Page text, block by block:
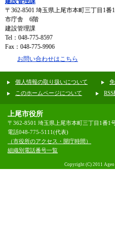
〒362-8501 埼玉県上尾市本町三丁目1番
市庁舎 6階
建設管理課
Tel：048-775-8597
Fax：048-775-9906
お問い合わせはこちら
個人情報の取り扱いについて
このホームページについて
上尾市役所
〒362-8501 埼玉県上尾市本町三丁目1番1
電話048-775-5111(代表)
（市役所のアクセス・開庁時間）
組織別電話番号一覧
Copyright (C) 2011 Ageo